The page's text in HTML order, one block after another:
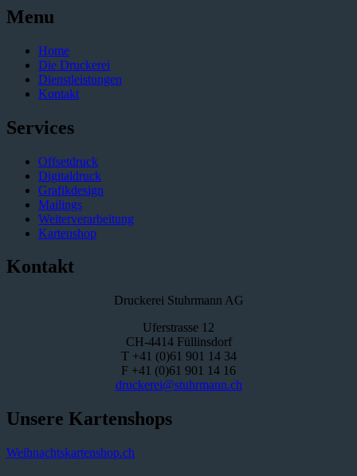
Menu
Home
Die Druckerei
Dienstleistungen
Kontakt
Services
Offsetdruck
Digitaldruck
Grafikdesign
Mailings
Weiterverarbeitung
Kartenshop
Kontakt
Druckerei Stuhrmann AG
Uferstrasse 12
CH-4414 Füllinsdorf
T +41 (0)61 901 14 34
F +41 (0)61 901 14 16
druckerei@stuhrmann.ch
Unsere Kartenshops
Weihnachtskartenshop.ch